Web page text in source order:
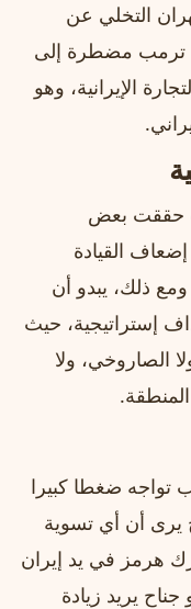
التخلي عن
ترمب مضطرة إلى
الإيرانية، وهو
حققت بعض
القيادة
ومع ذلك، يبدو أن
إستراتيجية، حيث
الصاروخي، ولا
تواجه ضغطا كبيرا
يرى أن أي تسوية
هرمز في يد إيران
يريد زيادة